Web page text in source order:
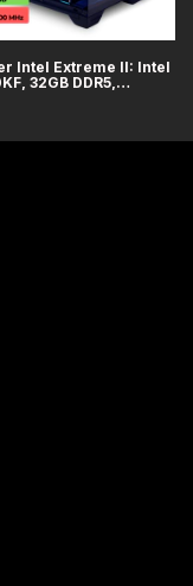
Intel Extreme II: Intel
32GB DDR5,